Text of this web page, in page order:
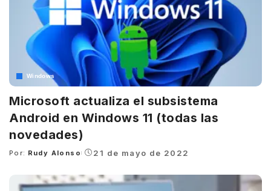
Windows
Microsoft actualiza el subsistema
Android en Windows 11 (todas las
novedades)
Posted
Por: Rudy Alonso 21 de mayo de 2022